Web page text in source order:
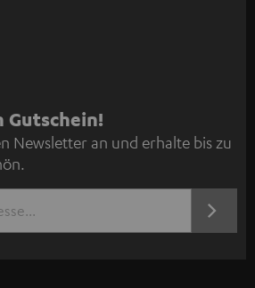
Gutschein!
Newsletter an und erhalte bis zu
JETZT